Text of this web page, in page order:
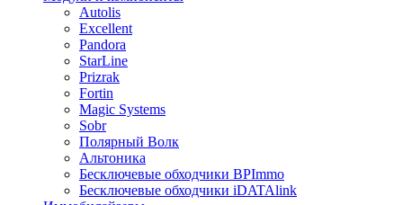
Autolis
Excellent
Pandora
StarLine
Prizrak
Fortin
Magic Systems
Sobr
Полярный Волк
Альтоника
Бесключевые обходчики BPImmo
Бесключевые обходчики iDATAlink